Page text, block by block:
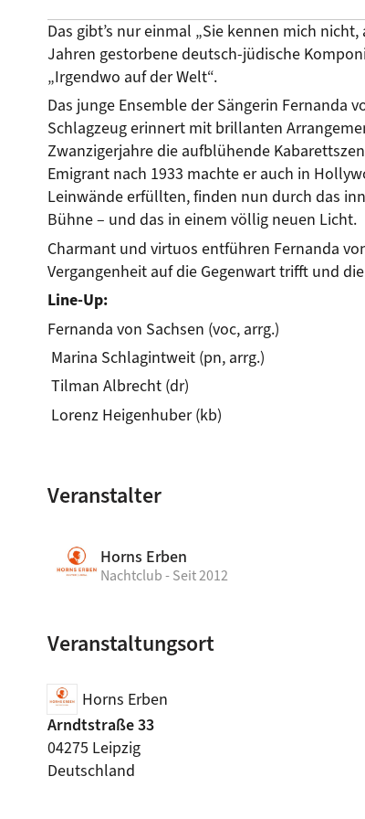
Veranstalter
Horns Erben
Nachtclub - Seit 2012
Veranstaltungsort
Horns Erben
Arndtstraße 33
04275 Leipzig
Deutschland
Das gibt’s nur einmal „Sie kennen mich
Jahren gestorbene deutsch-jüdische
„Irgendwo auf der Welt“.
Das junge Ensemble der Sängerin Fernanda
Schlagzeug erinnert mit brillanten
Zwanzigerjahre die aufblühende
Emigrant nach 1933 machte er auch in
Leinwände erfüllten, finden nun durch das
Bühne – und das in einem völlig neuen Licht.
Charmant und virtuos entführen Fernanda
Vergangenheit auf die Gegenwart trifft und
Line-Up:
Fernanda von Sachsen (voc, arrg.)
Marina Schlagintweit (pn, arrg.)
Tilman Albrecht (dr)
Lorenz Heigenhuber (kb)